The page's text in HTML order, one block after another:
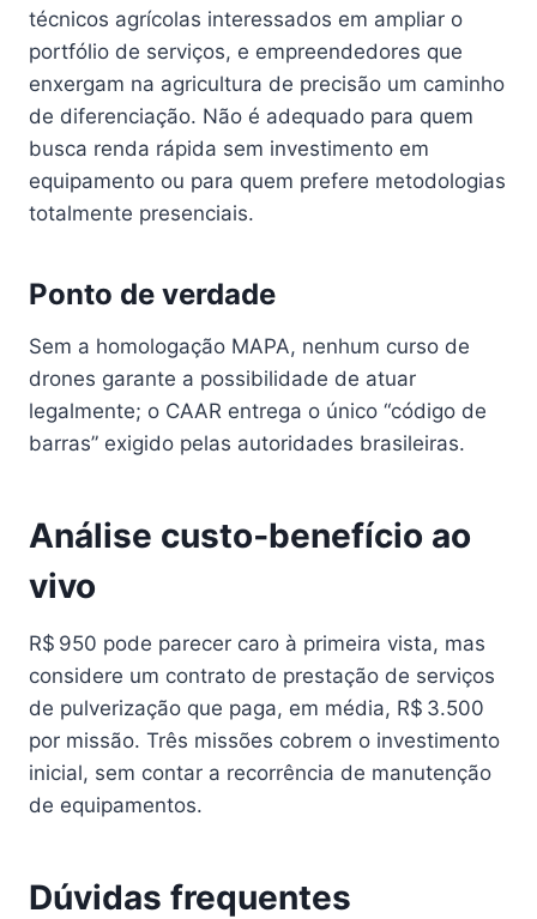
técnicos agrícolas interessados em ampliar o
portfólio de serviços, e empreendedores que
enxergam na agricultura de precisão um caminho
de diferenciação. Não é adequado para quem
busca renda rápida sem investimento em
equipamento ou para quem prefere metodologias
totalmente presenciais.
Ponto de verdade
Sem a homologação MAPA, nenhum curso de
drones garante a possibilidade de atuar
legalmente; o CAAR entrega o único “código de
barras” exigido pelas autoridades brasileiras.
Análise custo‑benefício ao
vivo
R$ 950 pode parecer caro à primeira vista, mas
considere um contrato de prestação de serviços
de pulverização que paga, em média, R$ 3.500
por missão. Três missões cobrem o investimento
inicial, sem contar a recorrência de manutenção
de equipamentos.
Dúvidas frequentes